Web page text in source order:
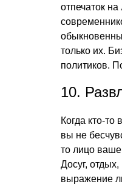
отпечаток
только их.
политиков.
10.
Когда кто-то
вы не
то лицо ваше
Досуг,
выражение